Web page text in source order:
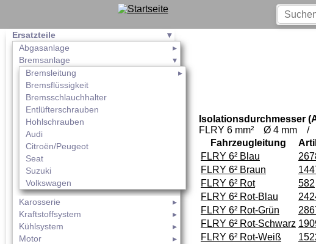
Ersatzteile
Abgasanlage
Bremsanlage
Bremsleitung
Bremsflüssigkeit
Bremsschlauchhalter
Entlüfterschrauben
Hohlschrauben
Audi
Citroën/Peugeot
Seat
Suzuki
Volkswagen
Karosserie
Kraftstoffsystem
Kühlsystem
Motor
Isolationsdurchmesser
FLRY 6 mm² Ø 4 mm /
Fahrzeugleitung
FLRY 6² Blau
FLRY 6² Braun
FLRY 6² Rot
582
FLRY 6² Rot-Blau
FLRY 6² Rot-Grün
FLRY 6² Rot-Schwarz
FLRY 6² Rot-Weiß